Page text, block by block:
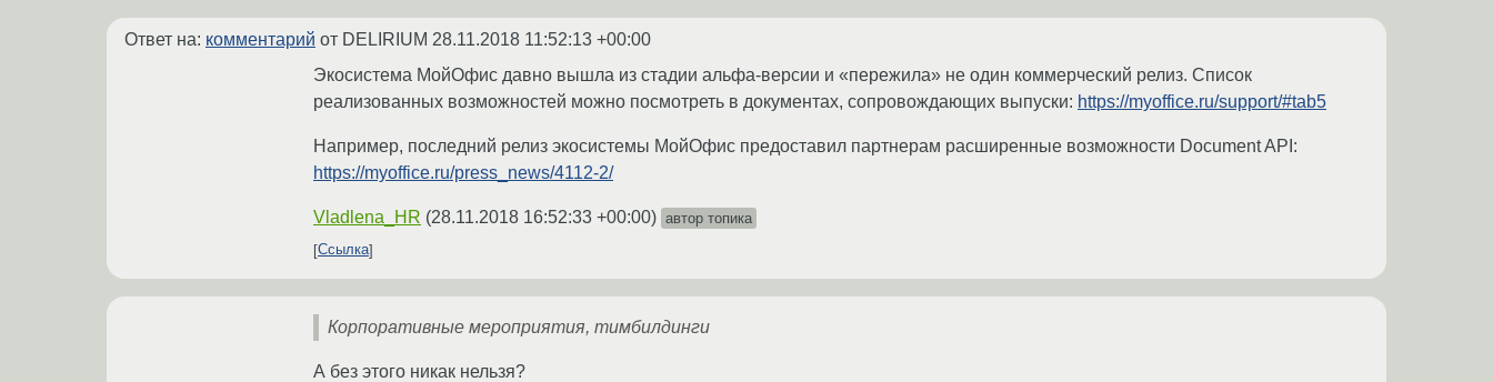
Ответ на: комментарий от DELIRIUM 28.11.2018 11:52:13 +00:00
Экосистема МойОфис давно вышла из стадии альфа-версии и «пережила» не один коммерческий релиз. Список
реализованных возможностей можно посмотреть в документах, сопровождающих выпуски: https://myoffice.ru/support/#tab5
Например, последний релиз экосистемы МойОфис предоставил партнерам расширенные возможности Document API:
https://myoffice.ru/press_news/4112-2/
Vladlena_HR (28.11.2018 16:52:33 +00:00) автор топика
Ссылка
Корпоративные мероприятия, тимбилдинги
А без этого никак нельзя?